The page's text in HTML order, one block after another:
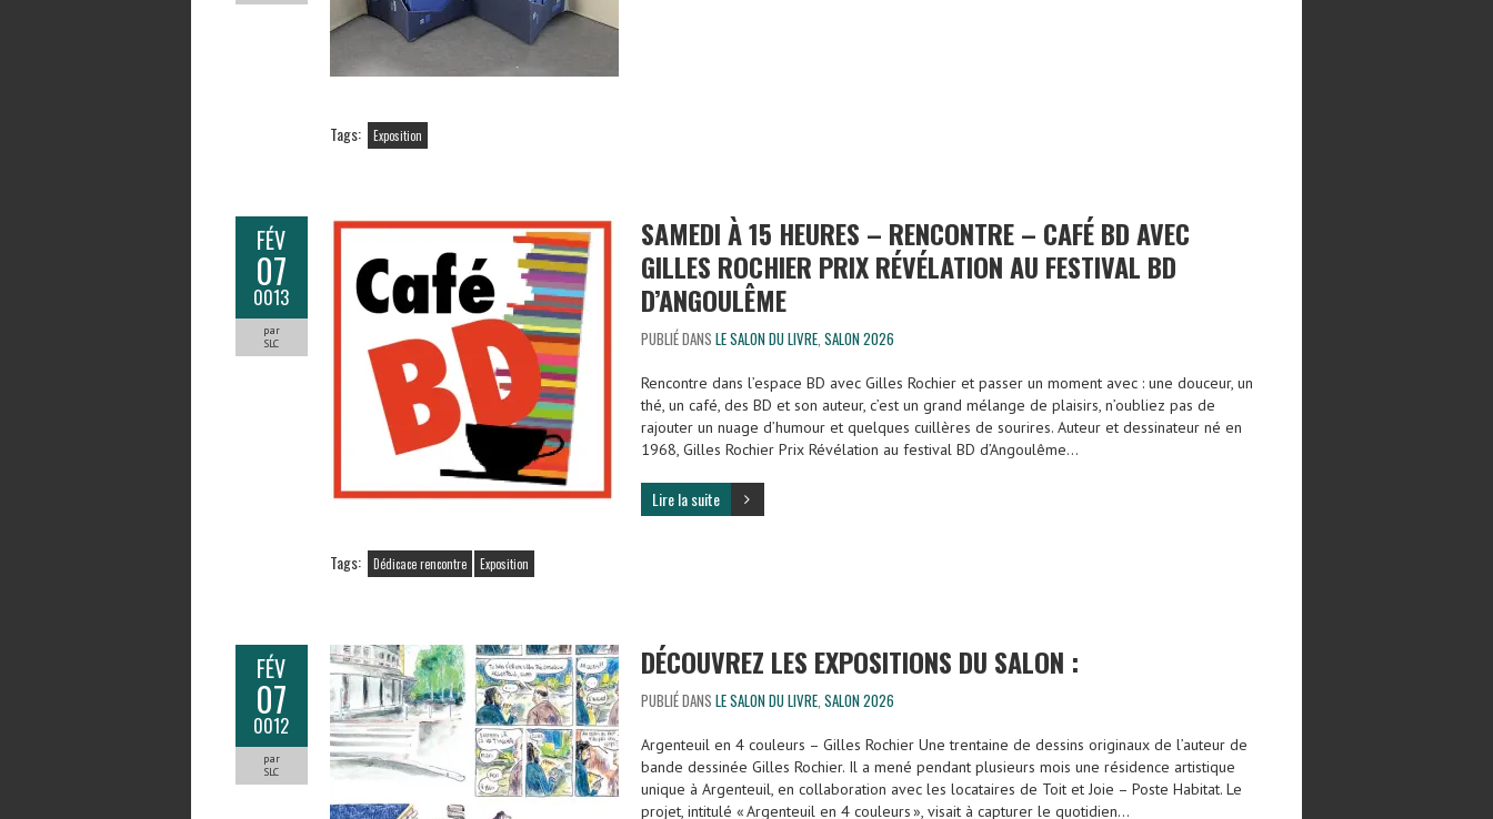
Tags: Exposition
FÉV
07
0013
par
SLC
SAMEDI À 15 HEURES – RENCONTRE – CAFÉ BD AVEC
GILLES ROCHIER PRIX RÉVÉLATION AU FESTIVAL BD
D’ANGOULÊME
PUBLIÉ DANS LE SALON DU LIVRE, SALON 2026
Rencontre dans l’espace BD avec Gilles Rochier et passer un moment avec : une douceur, un
thé, un café, des BD et son auteur, c’est un grand mélange de plaisirs, n’oubliez pas de
rajouter un nuage d’humour et quelques cuillères de sourires. Auteur et dessinateur né en
1968, Gilles Rochier Prix Révélation au festival BD d’Angoulême…
Lire la suite
Tags: Dédicace rencontre Exposition
FÉV
07
0012
par
SLC
DÉCOUVREZ LES EXPOSITIONS DU SALON :
PUBLIÉ DANS LE SALON DU LIVRE, SALON 2026
Argenteuil en 4 couleurs – Gilles Rochier Une trentaine de dessins originaux de l’auteur de
bande dessinée Gilles Rochier. Il a mené pendant plusieurs mois une résidence artistique
unique à Argenteuil, en collaboration avec les locataires de Toit et Joie – Poste Habitat. Le
projet, intitulé « Argenteuil en 4 couleurs », visait à capturer le quotidien…